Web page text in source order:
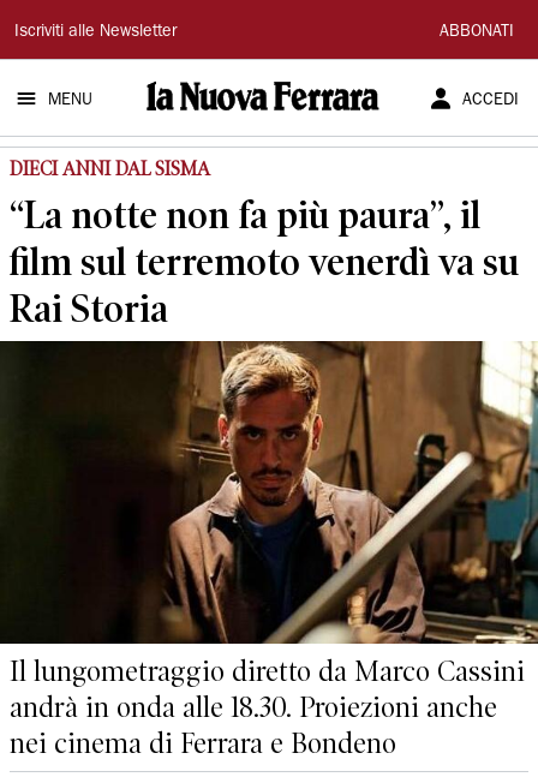
La
Nuova
Ferrara
Iscriviti alle Newsletter ABBONATI
MENU ACCEDI
DIECI ANNI DAL SISMA
“La notte non fa più paura”, il
film sul terremoto venerdì va su
Rai Storia
Il lungometraggio diretto da Marco Cassini
andrà in onda alle 18.30. Proiezioni anche
nei cinema di Ferrara e Bondeno